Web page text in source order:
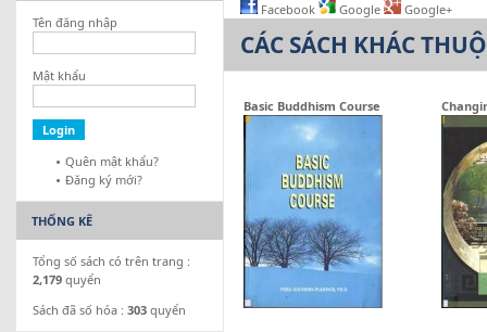
Facebook Google Google+
CÁC SÁCH KHÁC
Basic Buddhism Course
Tên đăng nhập
Mật khẩu
Quên mật khẩu?
Đăng ký mới?
THỐNG KÊ
Tổng số sách có trên trang :
2,179 quyển
Sách đã số hóa : 303 quyển